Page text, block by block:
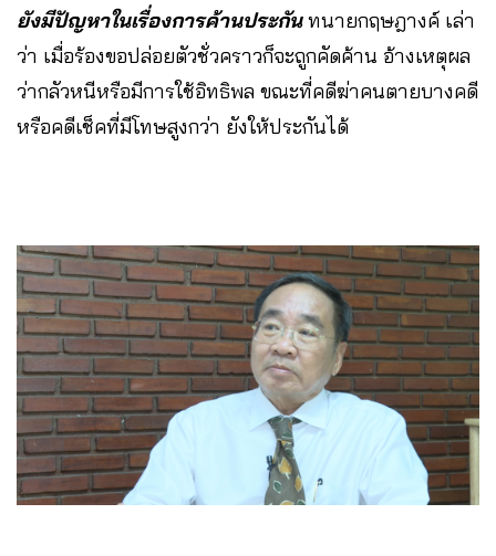
ยังมีปัญหาในเรื่องการค้านประกันทนายกฤษฎางค์ เล่า
ว่า เมื่อร้องขอปล่อยตัวชั่วคราวก็จะถูกคัดค้าน อ้างเหตุผล
ว่ากลัวหนีหรือมีการใช้อิทธิพล ขณะที่คดีฆ่าคนตายบางคดี
หรือคดีเช็คที่มีโทษสูงกว่า ยังให้ประกันได้